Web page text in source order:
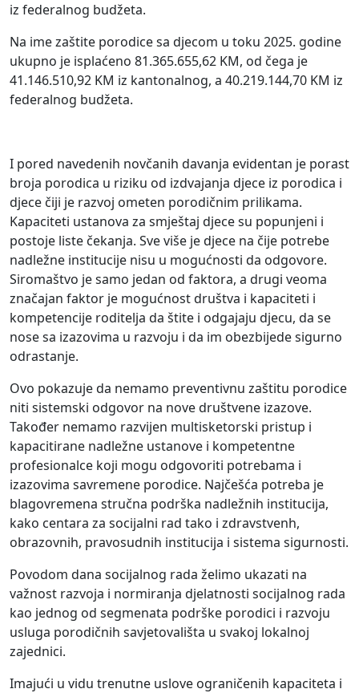
iz federalnog budžeta.
Na ime zaštite porodice sa djecom u toku 2025. godine
ukupno je isplaćeno 81.365.655,62 KM, od čega je
41.146.510,92 KM iz kantonalnog, a 40.219.144,70 KM iz
federalnog budžeta.
I pored navedenih novčanih davanja evidentan je porast
broja porodica u riziku od izdvajanja djece iz porodica i
djece čiji je razvoj ometen porodičnim prilikama.
Kapaciteti ustanova za smještaj djece su popunjeni i
postoje liste čekanja. Sve više je djece na čije potrebe
nadležne institucije nisu u mogućnosti da odgovore.
Siromaštvo je samo jedan od faktora, a drugi veoma
značajan faktor je mogućnost društva i kapaciteti i
kompetencije roditelja da štite i odgajaju djecu, da se
nose sa izazovima u razvoju i da im obezbijede sigurno
odrastanje.
Ovo pokazuje da nemamo preventivnu zaštitu porodice
niti sistemski odgovor na nove društvene izazove.
Također nemamo razvijen multisketorski pristup i
kapacitirane nadležne ustanove i kompetentne
profesionalce koji mogu odgovoriti potrebama i
izazovima savremene porodice. Najčešća potreba je
blagovremena stručna podrška nadležnih institucija,
kako centara za socijalni rad tako i zdravstvenh,
obrazovnih, pravosudnih institucija i sistema sigurnosti.
Povodom dana socijalnog rada želimo ukazati na
važnost razvoja i normiranja djelatnosti socijalnog rada
kao jednog od segmenata podrške porodici i razvoju
usluga porodičnih savjetovališta u svakoj lokalnoj
zajednici.
Imajući u vidu trenutne uslove ograničenih kapaciteta i